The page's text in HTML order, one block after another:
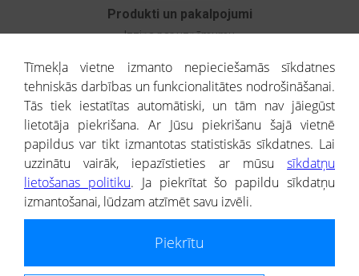
Produkti un pakalpojumi
Izziņa par uzņēmumu
Dzimtas koks
Uzņēmumu atlase
Monitorings
Kredītizziņa par ārvalstu uzņēmumiem
® CREDITREFORM Latvija
SIA
Portāla ietvaros saņemtajai informācijai ir uzziņas raksturs, un tai nav
Tīmekļa vietne izmanto nepieciešamās sīkdatnes
tehniskās darbības un funkcionalitātes nodrošināšanai.
Tās tiek iestatītas automātiski, un tām nav jāiegūst
lietotāja piekrišana. Ar Jūsu piekrišanu šajā vietnē
papildus var tikt izmantotas statistiskās sīkdatnes. Lai
uzzinātu vairāk, iepazīstieties ar mūsu sīkdatņu
lietošanas politiku. Ja piekrītat šo papildu sīkdatņu
izmantošanai, lūdzam atzīmēt savu izvēli.
Piekrītu